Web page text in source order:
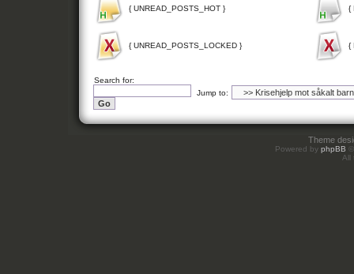
{ UNREAD_POSTS_HOT } {
{ UNREAD_POSTS_LOCKED } {
Search for:
Jump to:
Theme
Powered by phpBB
All